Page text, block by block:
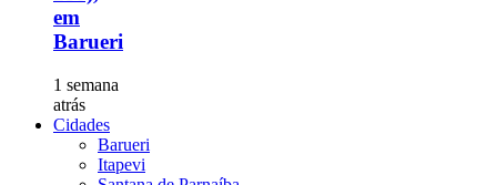
em
Barueri
1 semana
atrás
Cidades
Barueri
Itapevi